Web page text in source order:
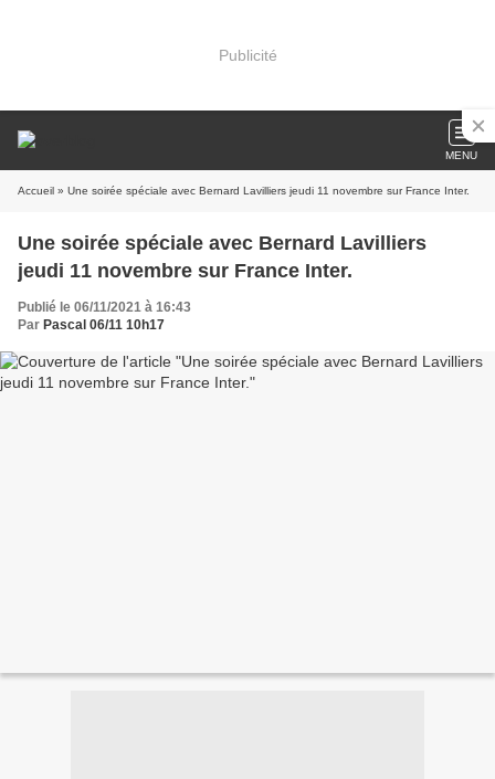
Publicité
MENU
Accueil » Une soirée spéciale avec Bernard Lavilliers jeudi 11 novembre sur France Inter.
Une soirée spéciale avec Bernard Lavilliers
jeudi 11 novembre sur France Inter.
Publié le 06/11/2021 à 16:43
Par Pascal 06/11 10h17